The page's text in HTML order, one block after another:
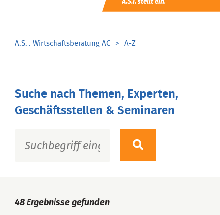
A.S.I. stellt ein.
A.S.I. Wirtschaftsberatung AG A-Z
Suche nach Themen, Experten,
Geschäftsstellen & Seminaren
48 Ergebnisse gefunden